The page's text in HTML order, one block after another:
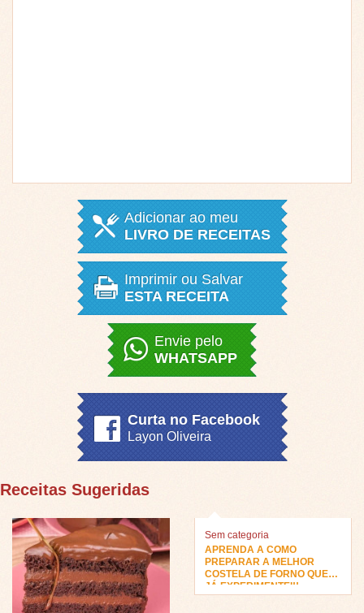
Adicionar ao meu
LIVRO DE RECEITAS
Imprimir ou Salvar
ESTA RECEITA
Envie pelo
WHATSAPP
Curta no Facebook
Layon Oliveira
Receitas Sugeridas
Sem categoria
APRENDA A COMO
PREPARAR A MELHOR
COSTELA DE FORNO QUE
JÁ EXPERIMENTEI!!